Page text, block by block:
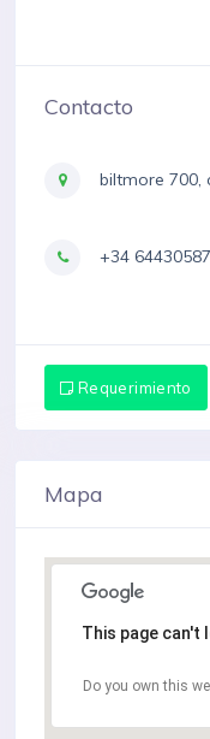
Contacto
biltmore 700,
+34
Requerimiento
Mapa
This page can't
Do you own this